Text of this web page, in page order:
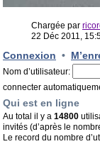
Chargée par
22 Déc 2011,
Connexion •
Nom d’utilisateur:
connecter
Qui est en ligne
Au total il y a 14800
invités (d’après le
Le record du nombre